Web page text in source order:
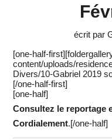
écrit par
[one-half-
content/uploads/
Divers/10-Gabriel 2019
[/one-half-first]
[one-half]
Consultez le reportage
Cordialement.[/one-half]